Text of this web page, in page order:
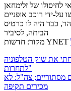
לחיסולו של זלימחאן
על-ידי רוכב אופניים
כבר היה לו כרטיס
הביתה, לסיביר
מקור: חדשות YNET
את שוק הטלפוניה
לתחרות"
מסתוריים; צה"ל: לא
מכירים תקיפה